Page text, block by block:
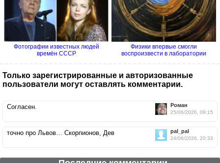
Фотографии известных людей
времён СССР
Физики впервые смогли
воспроизвести в лаборатории
Только зарегистрированные и авторизованные
пользователи могут оставлять комментарии.
Роман
25/06/2026, 09:15
Согласен.
pal_pal
24/06/2026, 20:33
точно про Львов… Скорпионов, Дев